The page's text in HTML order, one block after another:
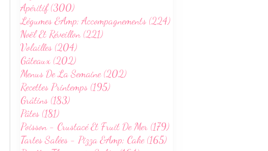
Apéritif (300)
Légumes &Amp; Accompagnements (224)
Noël Et Réveillon (221)
Volailles (204)
Gâteaux (202)
Menus De La Semaine (202)
Recettes Printemps (195)
Grâtins (183)
Pâtes (181)
Poisson - Crustacé Et Fruit De Mer (179)
Tartes Salées - Pizza &Amp; Cake (165)